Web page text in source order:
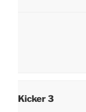
Kicker 3